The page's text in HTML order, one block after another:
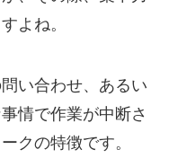
よね。
い合わせ、あるい
情で作業が中断さ
クの特徴です。